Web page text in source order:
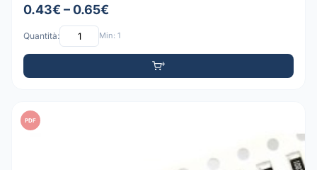
0.43€ – 0.65€
Quantità: Min: 1
PDF